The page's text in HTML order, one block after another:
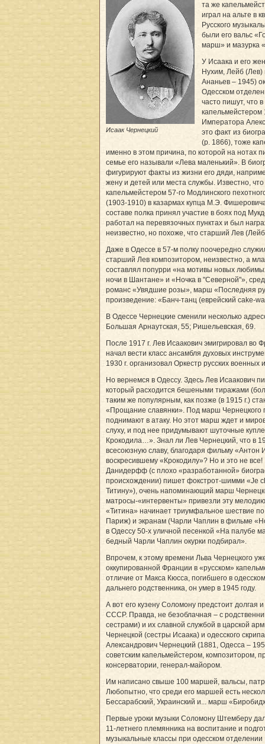
Исаак Чернецкий
та же
играл на альте в
Русского
были его вальс
марш» и мазурка
У Исаака и его
Нухим, Лейб
Ананьев – 1945)
Одесском
часто пишут, что
капельмейстером
Императора
это факт из
(р. 1866), тоже
именно в этом причина, по которой на нотах
семье его называли «Лева маленький». В
фигурируют факты из жизни его дяди,
жену и детей или места службы. Известно,
капельмейстером 57-го Модлинского
(1903-1910) в казармах купца М.Э.
составе полка принял участие в боях под
работал на перевязочных пунктах и был
неизвестно, но похоже, что старший Лев
Даже в Одессе в 57-м полку поочередно
старший Лев композитором, неизвестно, а
составлял попурри «на мотивы новых
ночи в Шантане» и «Ночка в "Северной"»,
романс «Увядшие розы», марш «Последняя
произведение: «Банч-танц (еврейский cake-
В Одессе Чернецкие сменили несколько
Большая Арнаутская, 55; Ришельевская, 69.
После 1917 г. Лев Исаакович эмигрировал во
начал вести класс ансамбля духовых
1930 г. организовал Оркестр русских военных
Но вернемся в Одессу. Здесь Лев Исаакович
который расходится бешеными тиражами
таким же популярным, как позже (в 1915 г.)
«Прощание славянки». Под марш Чернецкого
поднимают в атаку. Но этот марш ждет и
слуху, и под нее придумывают шуточные
Крокодила…». Знал ли Лев Чернецкий, что в
всесоюзную славу, благодаря фильму «Антон
воскресившему «Крокодилу»? Но и это не
Данидерфф (с плохо «разработанной»
происхождении) пишет фокстрот-шимми «Je
Титину»), очень напоминающий марш
матросы-«интервенты» привезли эту
«Титина» начинает триумфальное шествие
Париж) и экранам (Чарли Чаплин в фильме
в Одессу 50-х уличной песенкой «На палубе
бедный Чарли Чаплин окурки подбирал».
Впрочем, к этому времени Льва Чернецкого
оккупированной Франции в «русском»
отличие от Макса Кюсса, погибшего в одесском
дальнего родственника, он умер в 1945 году.
А вот его кузену Соломону предстоит долгая
СССР. Правда, не безоблачная – с
сестрами) и их славной службой в царской
Чернецкой (сестры Исаака) и одесского
Александрович Чернецкий (1881, Одесса –
советским капельмейстером, композитором,
консерватории, генерал-майором.
Им написано свыше 100 маршей, вальсы,
Любопытно, что среди его маршей есть
Бессарабский, Украинский и... марш
Первые уроки музыки Соломону Штемберу
11-летнего племянника на воспитание и
музыкальные классы при одесском